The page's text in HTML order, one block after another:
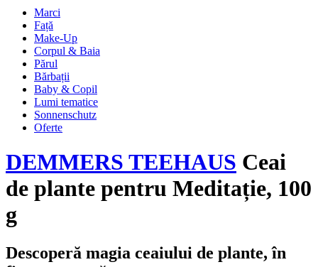
Marci
Față
Make-Up
Corpul & Baia
Părul
Bărbații
Baby & Copil
Lumi tematice
Sonnenschutz
Oferte
DEMMERS TEEHAUS Ceai
de plante pentru Meditație, 100
g
Descoperă magia ceaiului de plante, în